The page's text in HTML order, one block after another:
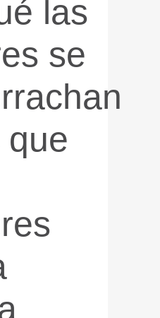
las
se
que